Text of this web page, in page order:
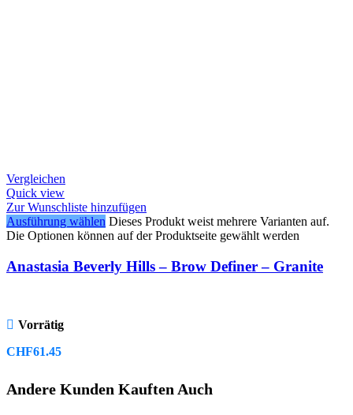
Vergleichen
Quick view
Zur Wunschliste hinzufügen
Ausführung wählen Dieses Produkt weist mehrere Varianten auf.
Die Optionen können auf der Produktseite gewählt werden
Anastasia Beverly Hills – Brow Definer – Granite
Vorrätig
CHF61.45
Andere Kunden Kauften Auch